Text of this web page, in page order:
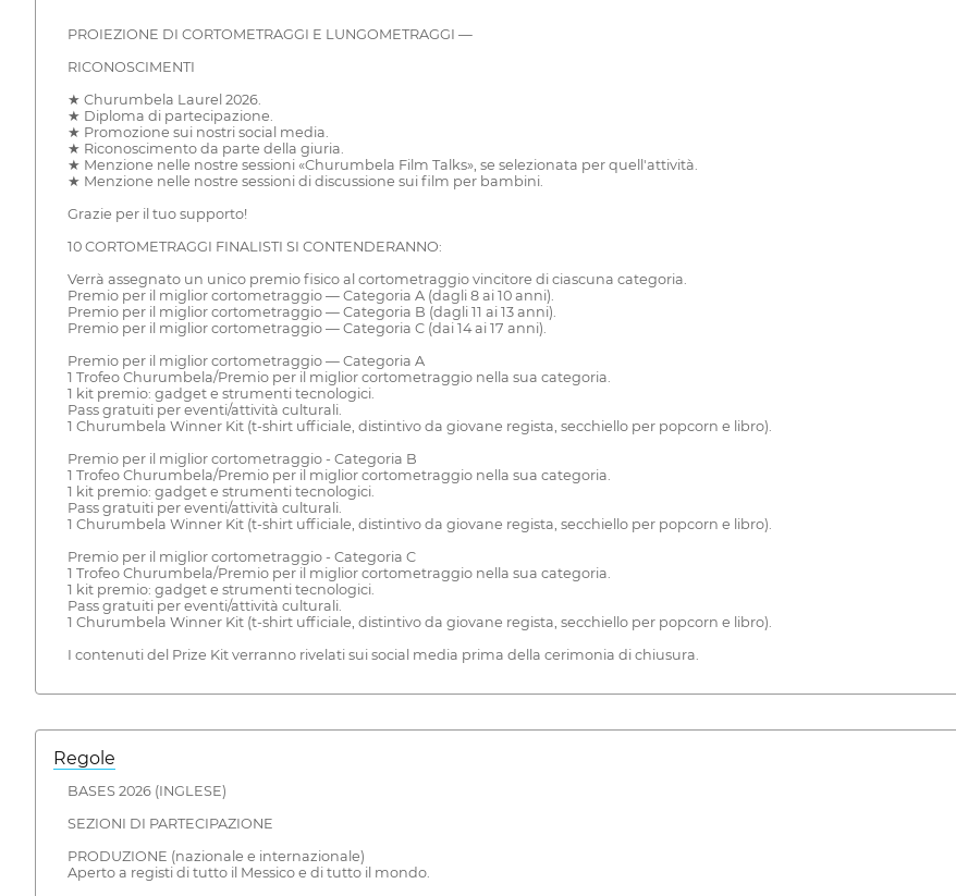
PROIEZIONE DI CORTOMETRAGGI E LUNGOMETRAGGI —
RICONOSCIMENTI
★ Churumbela Laurel 2026.
★ Diploma di partecipazione.
★ Promozione sui nostri social media.
★ Riconoscimento da parte della giuria.
★ Menzione nelle nostre sessioni «Churumbela Film Talks», se selezionata per quell'attività.
★ Menzione nelle nostre sessioni di discussione sui film per bambini.
Grazie per il tuo supporto!
10 CORTOMETRAGGI FINALISTI SI CONTENDERANNO:
Verrà assegnato un unico premio fisico al cortometraggio vincitore di ciascuna categoria.
Premio per il miglior cortometraggio — Categoria A (dagli 8 ai 10 anni).
Premio per il miglior cortometraggio — Categoria B (dagli 11 ai 13 anni).
Premio per il miglior cortometraggio — Categoria C (dai 14 ai 17 anni).
Premio per il miglior cortometraggio — Categoria A
1 Trofeo Churumbela/Premio per il miglior cortometraggio nella sua categoria.
1 kit premio: gadget e strumenti tecnologici.
Pass gratuiti per eventi/attività culturali.
1 Churumbela Winner Kit (t-shirt ufficiale, distintivo da giovane regista, secchiello per popcorn e libro).
Premio per il miglior cortometraggio - Categoria B
1 Trofeo Churumbela/Premio per il miglior cortometraggio nella sua categoria.
1 kit premio: gadget e strumenti tecnologici.
Pass gratuiti per eventi/attività culturali.
1 Churumbela Winner Kit (t-shirt ufficiale, distintivo da giovane regista, secchiello per popcorn e libro).
Premio per il miglior cortometraggio - Categoria C
1 Trofeo Churumbela/Premio per il miglior cortometraggio nella sua categoria.
1 kit premio: gadget e strumenti tecnologici.
Pass gratuiti per eventi/attività culturali.
1 Churumbela Winner Kit (t-shirt ufficiale, distintivo da giovane regista, secchiello per popcorn e libro).
I contenuti del Prize Kit verranno rivelati sui social media prima della cerimonia di chiusura.
Regole
BASES 2026 (INGLESE)
SEZIONI DI PARTECIPAZIONE
PRODUZIONE (nazionale e internazionale)
Aperto a registi di tutto il Messico e di tutto il mondo.